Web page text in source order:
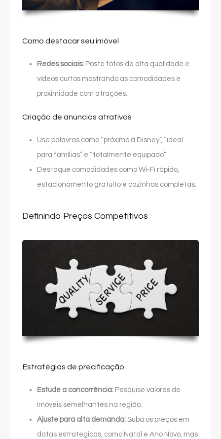
Como destacar seu imóvel
Redes sociais: Poste fotos de alta qualidade e
vídeos curtos mostrando as comodidades e
proximidade com atrações.
Criação de anúncios atrativos
Use palavras como “próximo à Disney”, “ideal
para famílias” e “totalmente equipado”.
Destaque comodidades como Wi-Fi rápido,
estacionamento gratuito e cozinhas completas.
Definindo Preços Competitivos
Estratégias de precificação
Estude a concorrência: Pesquise valores de
imóveis semelhantes na região.
Ajuste para alta demanda: Suba os preços em
datas estratégicas, como Natal e Ano Novo, mas